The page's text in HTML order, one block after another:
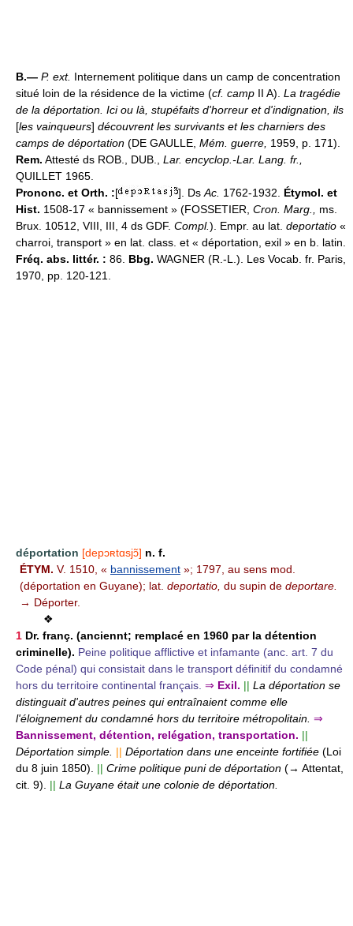
B.— P. ext. Internement politique dans un camp de concentration
situé loin de la résidence de la victime (cf. camp II A). La tragédie
de la déportation. Ici ou là, stupéfaits d'horreur et d'indignation, ils
[les vainqueurs] découvrent les survivants et les charniers des
camps de déportation (DE GAULLE, Mém. guerre, 1959, p. 171).
Rem. Attesté ds ROB., DUB., Lar. encyclop.-Lar. Lang. fr.,
QUILLET 1965.
Prononc. et Orth. :[ ]. Ds Ac. 1762-1932. Étymol. et
Hist. 1508-17 « bannissement » (FOSSETIER, Cron. Marg.,
ms.
Brux. 10512, VIII, III, 4 ds GDF. Compl.). Empr. au lat. deportatio «
charroi, transport » en lat. class. et « déportation, exil » en b. latin.
Fréq. abs. littér. : 86. Bbg. WAGNER (R.-L.). Les Vocab. fr. Paris,
1970, pp. 120-121.
déportation [depɔʀtɑsjɔ̃] n. f.
ÉTYM. V. 1510, « bannissement »; 1797, au sens mod.
(déportation en Guyane); lat. deportatio, du supin de deportare.
→ Déporter.
❖
1 Dr. franç. (anciennt; remplacé en 1960 par la détention
criminelle). Peine politique afflictive et infamante (anc. art. 7 du
Code pénal) qui consistait dans le transport définitif du condamné
hors du territoire continental français. ⇒ Exil. || La déportation se
distinguait d'autres peines qui entraînaient comme elle
l'éloignement du condamné hors du territoire métropolitain. ⇒
Bannissement, détention, relégation, transportation. ||
Déportation simple. || Déportation dans une enceinte fortifiée (Loi
du 8 juin 1850).
|| Crime politique puni de déportation (→ Attentat,
cit. 9).
|| La Guyane était une colonie de déportation.